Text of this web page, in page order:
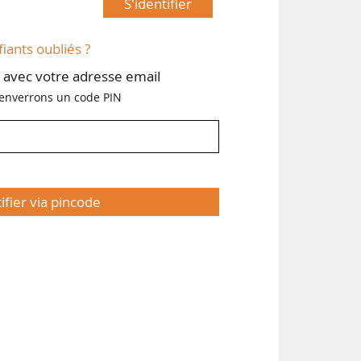
oubliés ?
votre adresse email
un code PIN
via pincode